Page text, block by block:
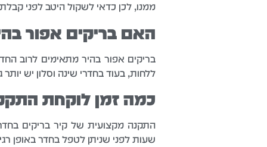
ממנו, לכן כדאי לשקול היטב לפני
האם בריקים אפור
בריקים אפור בהיר מתאימים לרוב
ללחות, בעוד בחדרי שינה וסלון יש
כמה זמן לוקחת
שעות לפני שניתן לטפל בחדר באופן